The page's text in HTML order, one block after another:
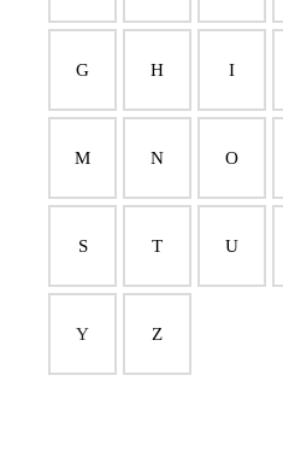
G H I
M N O
S T U
Y Z